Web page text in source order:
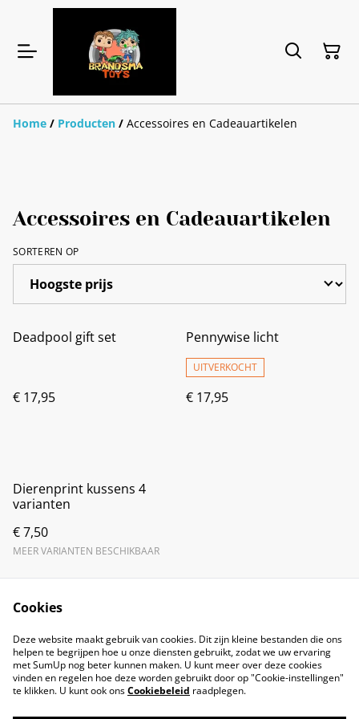
Home / Producten / Accessoires en Cadeauartikelen
Accessoires en Cadeauartikelen
SORTEREN OP
Deadpool gift set
€ 17,95
Pennywise licht
UITVERKOCHT
€ 17,95
Dierenprint kussens 4
varianten
€ 7,50
MEER VARIANTEN BESCHIKBAAR
Cookies
Deze website maakt gebruik van cookies. Dit zijn kleine bestanden die ons
helpen te begrijpen hoe u onze diensten gebruikt, zodat we uw ervaring
met SumUp nog beter kunnen maken. U kunt meer over deze cookies
vinden en regelen hoe deze worden gebruikt door op "Cookie-instellingen"
te klikken. U kunt ook onsCookiebeleid raadplegen.